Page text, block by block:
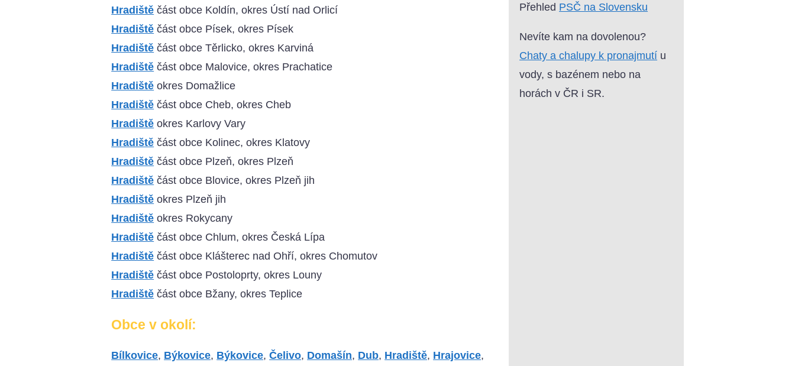
Hradiště část obce Koldín, okres Ústí nad Orlicí
Hradiště část obce Písek, okres Písek
Hradiště část obce Těrlicko, okres Karviná
Hradiště část obce Malovice, okres Prachatice
Hradiště okres Domažlice
Hradiště část obce Cheb, okres Cheb
Hradiště okres Karlovy Vary
Hradiště část obce Kolinec, okres Klatovy
Hradiště část obce Plzeň, okres Plzeň
Hradiště část obce Blovice, okres Plzeň jih
Hradiště okres Plzeň jih
Hradiště okres Rokycany
Hradiště část obce Chlum, okres Česká Lípa
Hradiště část obce Klášterec nad Ohří, okres Chomutov
Hradiště část obce Postoloprty, okres Louny
Hradiště část obce Bžany, okres Teplice
Obce v okolí:
Bílkovice, Býkovice, Býkovice,Čelivo, Domašín, Dub, Hradiště, Hrajovice,
Přehled PSČ na Slovensku
Nevíte kam na dovolenou?
Chaty a chalupy k pronajmutí u
vody, s bazénem nebo na
horách v ČR i SR.